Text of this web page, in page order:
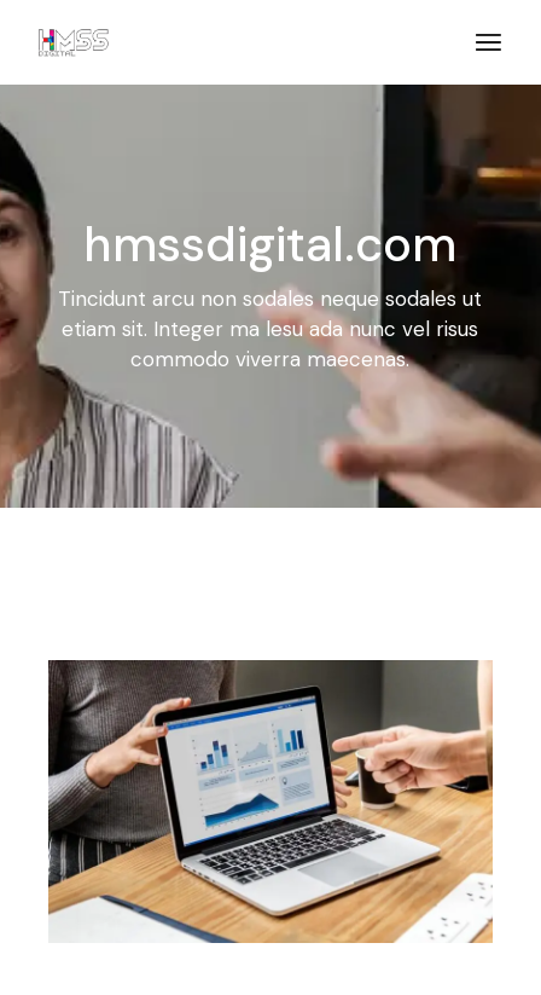
hmssdigital.com
Tincidunt arcu non sodales neque sodales ut
etiam sit. Integer ma lesu ada nunc vel risus
commodo viverra maecenas.